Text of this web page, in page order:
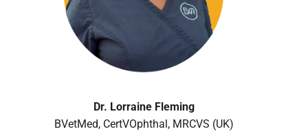
Dr. Lorraine Fleming
BVetMed, CertVOphthal, MRCVS (UK)